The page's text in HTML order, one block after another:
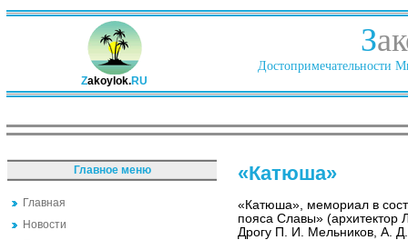
Zakoylok.RU
З
Достопримечательности
Главное меню
Главная
Новости
«Катюша»
«Катюша», мемориал в
пояса Славы» (архитектор
Дрогу П. И. Мельников, А.